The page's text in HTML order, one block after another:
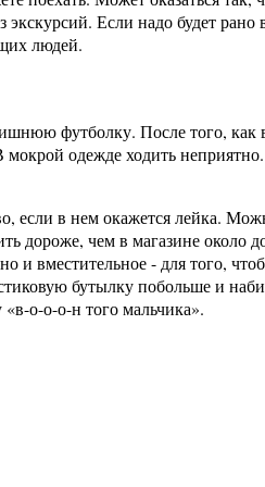
Если надо будет рано
людей.
футболку. После того, как
мокрой одежде ходить
если в нем окажется лейка.
дороже, чем в магазине около
и вместительное - для того,
бутылку побольше и
о-о-о-н того мальчика».